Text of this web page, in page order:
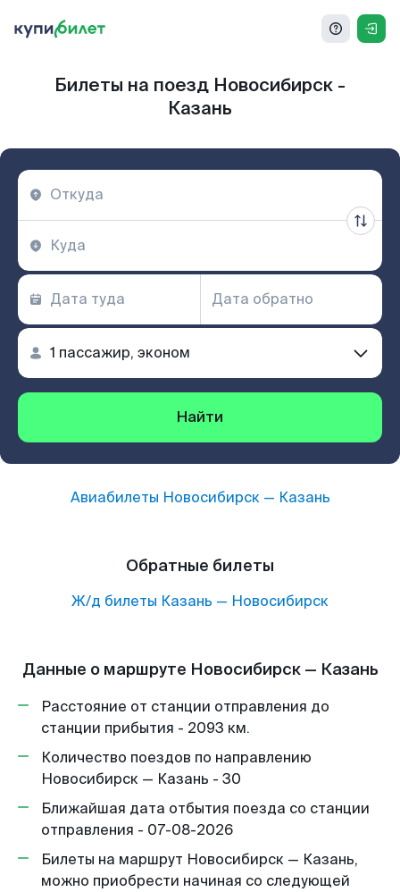
Билеты на поезд Новосибирск -
Казань
Найти
Авиабилеты Новосибирск— Казань
Обратные билеты
Ж/д билеты Казань — Новосибирск
Данные о маршруте Новосибирск — Казань
Расстояние от станции отправления до
станции прибытия - 2093 км.
Количество поездов по направлению
Новосибирск — Казань - 30
Ближайшая дата отбытия поезда со станции
отправления - 07-08-2026
Билеты на маршрут Новосибирск — Казань,
можно приобрести начиная со следующей